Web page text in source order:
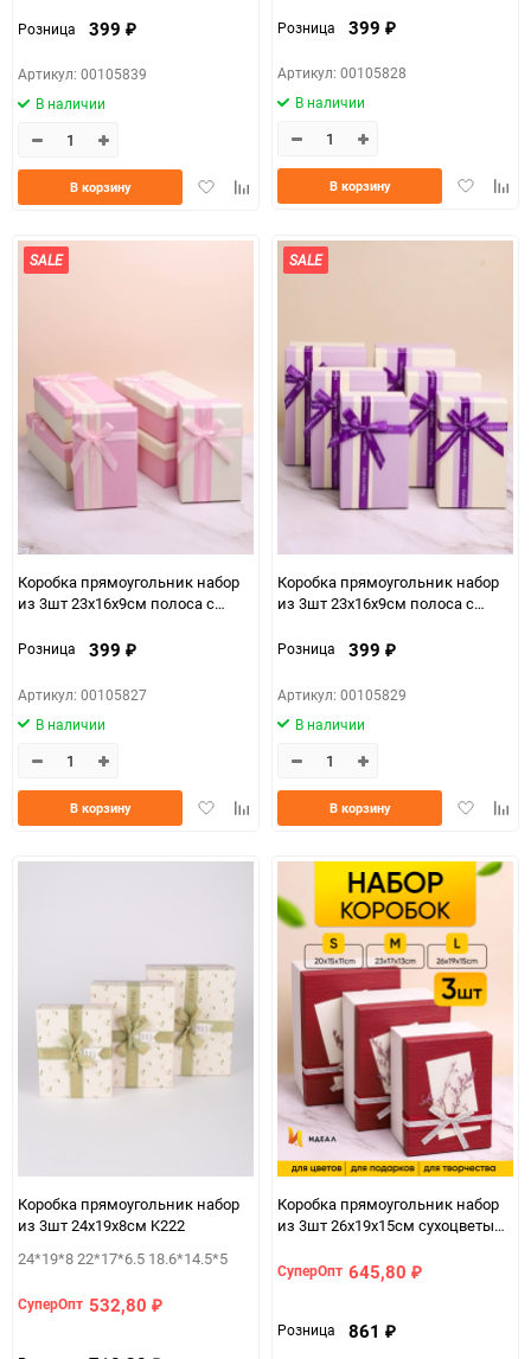
Розница 399 ₽
Артикул: 00105839
В наличии
ДобавитьДобавить
В корзину
Розница 399 ₽
Артикул: 00105828
В наличии
Добавить
В корзину
SALE
Коробка прямоугольник набор
из 3шт 23х16х9см полоса с
Розница 399 ₽
Артикул: 00105827
В наличии
ДобавитьДобавить
В корзину
SALE
Коробка прямоугольник набор
из 3шт 23х16х9см полоса с
Розница 399 ₽
Артикул: 00105829
В наличии
Добавить
В корзину
Коробка прямоугольник набор
из 3шт 24х19х8см K222
24*19*8 22*17*6.5 18.6*14.5*5
СуперОпт 532,80 ₽
Коробка прямоугольник набор
из 3шт 26х19х15см сухоцветы
СуперОпт 645,80 ₽
Розница 861 ₽